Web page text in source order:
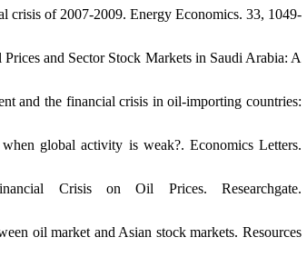
crisis of 2007-2009. Energy Economics. 33, 1049-
and Sector Stock Markets in Saudi Arabia: A
and the financial crisis in oil-importing countries:
global activity is weak?. Economics Letters.
Crisis on Oil Prices. Researchgate.
oil market and Asian stock markets. Resources